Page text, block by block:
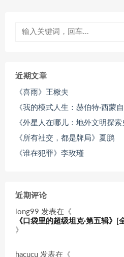
近期文章
《喜雨》王楸夫
《我的模式人生：赫伯特·西蒙
《外星人在哪儿：地外文明探
《所有社交，都是牌局》夏鹏
《谁在犯罪》李玫瑾
近期评论
long99 发表在《
《口袋里的超级坦克·第五辑》[
》
hacucu 发表在《